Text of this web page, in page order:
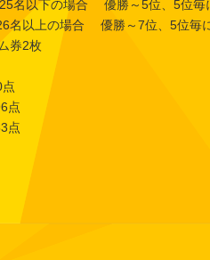
名以下の場合 優勝～5位、5位毎
上の場合 優勝～7位、5位毎に
2枚
点
点